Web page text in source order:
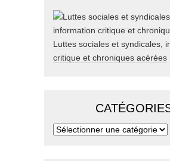
Luttes sociales et syndicales,
critique et chroniques acérées